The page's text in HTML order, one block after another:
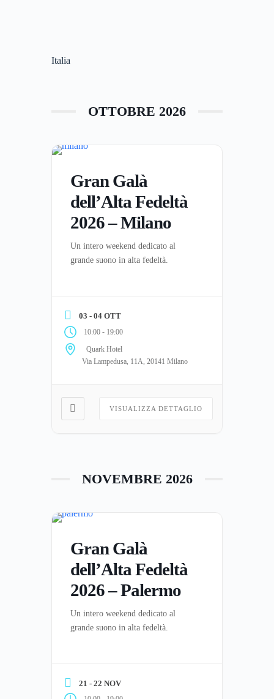
Italia
OTTOBRE 2026
Gran Galà
dell’Alta Fedeltà
2026 – Milano
Un intero weekend dedicato al
grande suono in alta fedeltà.
03 - 04 OTT
10:00 - 19:00
Quark Hotel
Via Lampedusa, 11A, 20141 Milano
VISUALIZZA DETTAGLIO
NOVEMBRE 2026
Gran Galà
dell’Alta Fedeltà
2026 – Palermo
Un intero weekend dedicato al
grande suono in alta fedeltà.
21 - 22 NOV